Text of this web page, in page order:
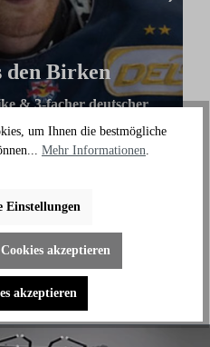
den Birken
& 3-facher deutscher
Tag und es hilft mir
um Ihnen die bestmögliche
Mehr Informationen.
Einstellungen
akzeptieren
akzeptieren